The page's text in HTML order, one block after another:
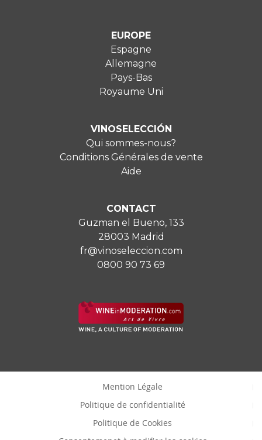
EUROPE
Espagne
Allemagne
Pays-Bas
Royaume Uni
VINOSELECCIÓN
Qui sommes-nous?
Conditions Générales de vente
Aide
CONTACT
Guzman el Bueno, 133
28003 Madrid
fr@vinoseleccion.com
0800 90 73 69
Mention Légale
Politique de confidentialité
Politique de Cookies